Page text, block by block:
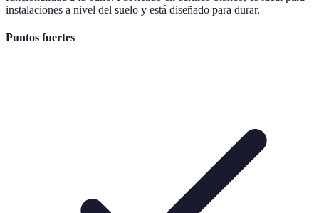
instalaciones a nivel del suelo y está diseñado para durar.
Puntos fuertes